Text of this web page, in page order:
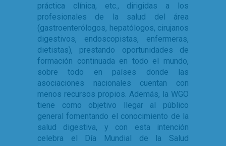
práctica clínica, etc., dirigidas a los
profesionales de la salud del área
(gastroenterólogos, hepatólogos, cirujanos
digestivos, endoscopistas, enfermeras,
dietistas), prestando oportunidades de
formación continuada en todo el mundo,
sobre todo en países donde las
asociaciones nacionales cuentan con
menos recursos propios. Además, la WGO
tiene como objetivo llegar al público
general fomentando el conocimiento de la
salud digestiva, y con esta intención
celebra el Día Mundial de la Salud